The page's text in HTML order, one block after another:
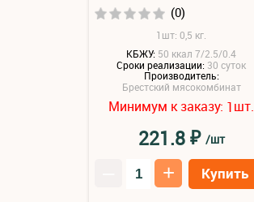
(0)
1шт: 0,5 кг.
КБЖУ: 50 ккал 7/2.5/0.4
Сроки реализации: 30 суток
Производитель:
Брестский мясокомбинат
Минимум к заказу: 1шт.
221.8₽ /шт
+ Купить